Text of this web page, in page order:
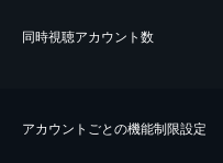
同時視聴アカウント数
アカウントごとの機能制限設定